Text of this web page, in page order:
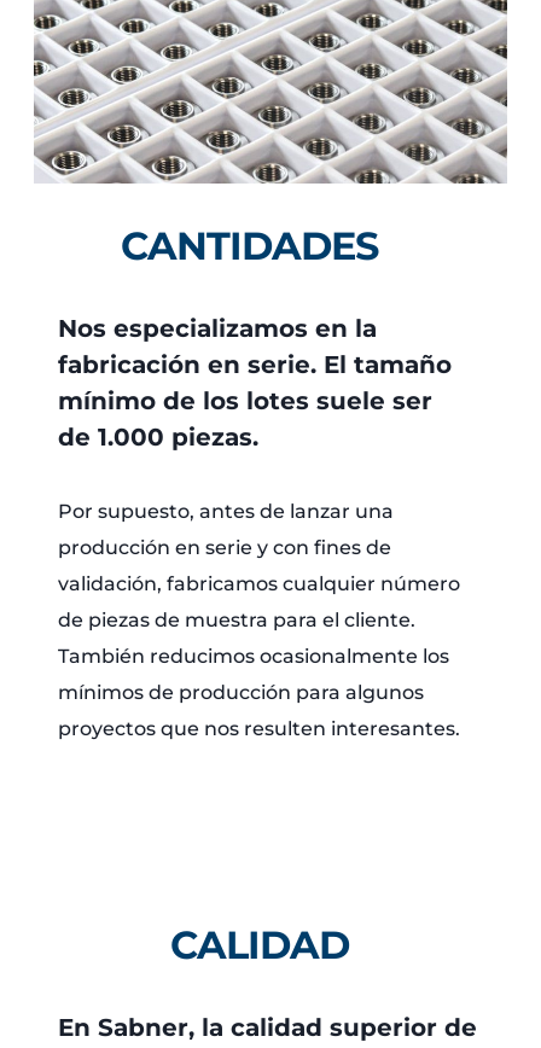
CANTIDADES
Nos especializamos en la
fabricación en serie. El tamaño
mínimo de los lotes suele ser
de 1.000 piezas.
Por supuesto, antes de lanzar una
producción en serie y con fines de
validación, fabricamos cualquier número
de piezas de muestra para el cliente.
También reducimos ocasionalmente los
mínimos de producción para algunos
proyectos que nos resulten interesantes.
CALIDAD
En Sabner, la calidad superior de